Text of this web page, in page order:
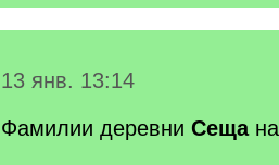
13 янв. 13:14
Фамилии деревни Сещана